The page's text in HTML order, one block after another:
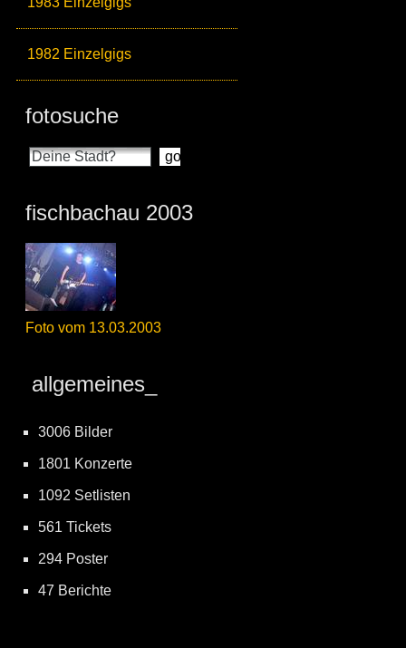
1982 Einzelgigs
fotosuche
fischbachau 2003
Foto vom 13.03.2003
allgemeines_
3006 Bilder
1801 Konzerte
1092 Setlisten
561 Tickets
294 Poster
47 Berichte